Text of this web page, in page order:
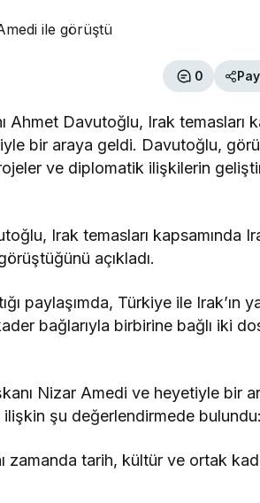
0
Ahmet Davutoğlu, Irak temasları
bir araya geldi. Davutoğlu,
ve diplomatik ilişkilerin
Irak temasları kapsamında
açıkladı.
paylaşımda, Türkiye ile Irak’ın
bağlarıyla birbirine bağlı iki
Nizar Amedi ve heyetiyle bir
şu değerlendirmede bulundu:
zamanda tarih, kültür ve ortak